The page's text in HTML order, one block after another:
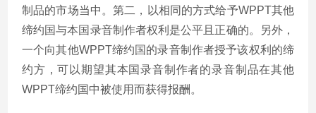
制品的市场当中。第二，以相同的方式给予WPPT其他
缔约国与本国录音制作者权利是公平且正确的。另外，
一个向其他WPPT缔约国的录音制作者授予该权利的缔
约方，可以期望其本国录音制作者的录音制品在其他
WPPT缔约国中被使用而获得报酬。